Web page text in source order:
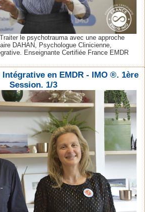
le psychotrauma avec une approche
DAHAN, Psychologue Clinicienne,
Enseignante Certifiée France EMDR
en EMDR - IMO ®. 1ère
Session. 1/3